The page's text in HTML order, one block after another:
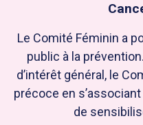
Le Comité Féminin a
public à la
d’intérêt général, le
précoce en
de